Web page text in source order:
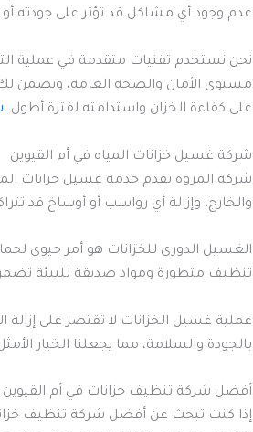
عدم وجود أي مشاكل قد تؤثر على جودته أو
نحن نستخدم تقنيات متقدمة في عملية
مستوى الأمان والصحة العامة، ويضمن
على كفاءة الخزان واستدامته لفترة أطول.
شركة غسيل خزانات المياه في أم القيوين
شركة المروة تقدم خدمة غسيل خزانات
والخارج، وإزالة أي رواسب أو أوساخ قد
الغسيل الدوري للخزانات هو أمر حيوي
تنظيف متطورة ومواد صديقة للبيئة
عملية غسيل الخزانات لا تقتصر على
بالجودة والسلامة، مما يجعلنا الخيار
أفضل شركة تنظيف خزانات في أم القيوين
إذا كنت تبحث عن أفضل شركة تنظيف